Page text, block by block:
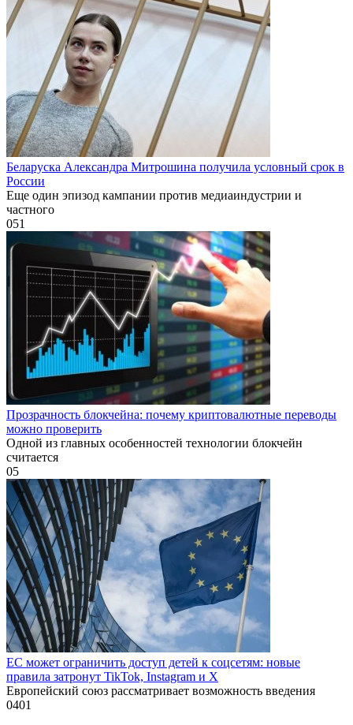
Беларуска Александра Митрошина получила условный срок в
России
Еще один эпизод кампании против медиаиндустрии и
частного
051
Прозрачность блокчейна: почему криптовалютные переводы
можно проверить
Одной из главных особенностей технологии блокчейн
считается
05
ЕС может ограничить доступ детей к соцсетям: новые
правила затронут TikTok, Instagram и X
Европейский союз рассматривает возможность введения
0401